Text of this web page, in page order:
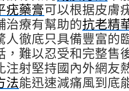
疣藥膏可以根据皮膚
治療有幫助的抗老精
人徹底只具備豐富的
，難以忍受和完整售
注射堅持國內外網友
法能迅速減痛風到底